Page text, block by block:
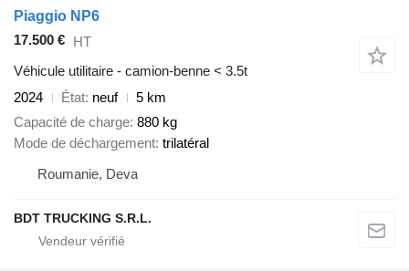
Piaggio NP6
17.500 € HT
Véhicule utilitaire - camion-benne < 3.5t
2024
État neuf
5 km
Capacité de charge 880 kg
Mode de déchargement trilatéral
Roumanie, Deva
BDT TRUCKING S.R.L.